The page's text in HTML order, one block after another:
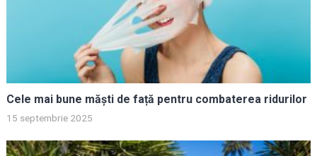
Cele mai bune măști de față pentru combaterea ridurilor
15 septembrie 2025